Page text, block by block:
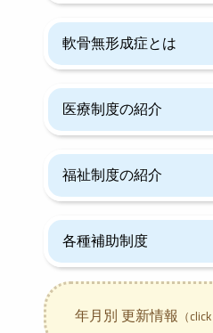
軟骨無形成症とは
医療制度の紹介
福祉制度の紹介
各種補助制度
年月別 更新情報 （